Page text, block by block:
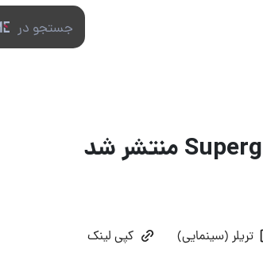
تریلر (سینمایی) کپی لینک